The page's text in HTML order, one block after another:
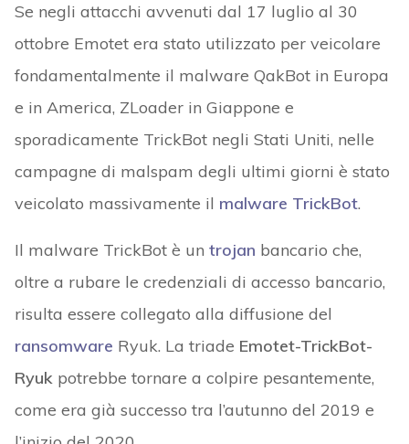
Se negli attacchi avvenuti dal 17 luglio al 30
ottobre Emotet era stato utilizzato per veicolare
fondamentalmente il malware QakBot in Europa
e in America, ZLoader in Giappone e
sporadicamente TrickBot negli Stati Uniti, nelle
campagne di malspam degli ultimi giorni è stato
veicolato massivamente il malware TrickBot.
Il malware TrickBot è un trojan bancario che,
oltre a rubare le credenziali di accesso bancario,
risulta essere collegato alla diffusione del
ransomware Ryuk. La triade Emotet-TrickBot-
Ryukpotrebbe tornare a colpire pesantemente,
come era già successo tra l’autunno del 2019 e